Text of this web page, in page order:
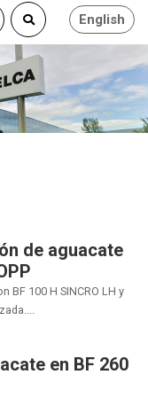
English
de aguacate
BF 100 H SINCRO LH y
en BF 260